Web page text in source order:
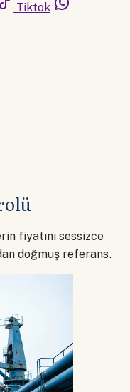
Tiktok
fiyatını sessizce
doğmuş referans.